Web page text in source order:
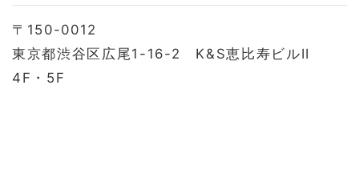
〒150-0012
東京都渋谷区広尾1-16-2 K&S恵比寿ビルII
4F・5F